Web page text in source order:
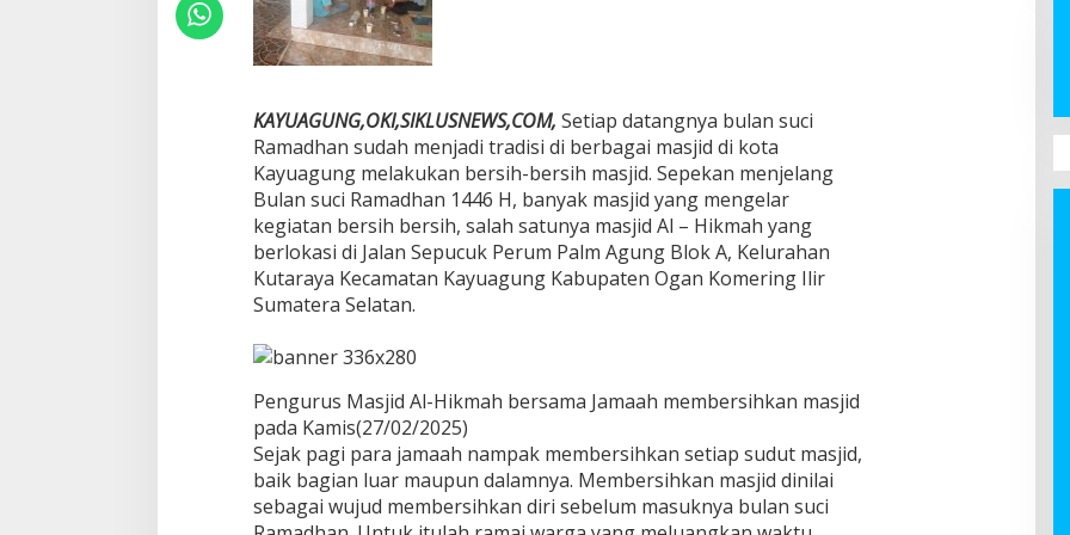
u
a
u
c
i
KAYUAGUNG,OKI,SIKLUSNEWS,COM, Setiap datangnya bulan suci
Ramadhan sudah menjadi tradisi di berbagai masjid di kota
Kayuagung melakukan bersih-bersih masjid. Sepekan menjelang
Bulan suci Ramadhan 1446 H, banyak masjid yang mengelar
kegiatan bersih bersih, salah satunya masjid Al – Hikmah yang
berlokasi di Jalan Sepucuk Perum Palm Agung Blok A, Kelurahan
Kutaraya Kecamatan Kayuagung Kabupaten Ogan Komering Ilir
Sumatera Selatan.
Pengurus Masjid Al-Hikmah bersama Jamaah membersihkan masjid
pada Kamis(27/02/2025)
Sejak pagi para jamaah nampak membersihkan setiap sudut masjid,
baik bagian luar maupun dalamnya. Membersihkan masjid dinilai
sebagai wujud membersihkan diri sebelum masuknya bulan suci